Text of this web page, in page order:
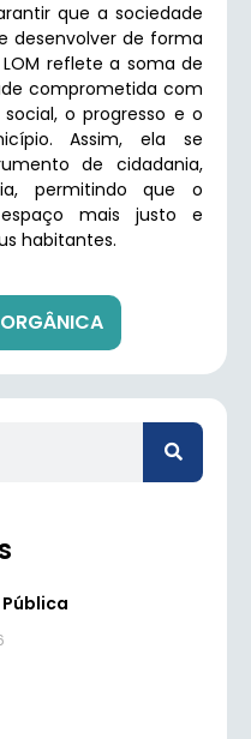
que a sociedade
desenvolver de forma
reflete a soma de
comprometida com
o progresso e o
Assim, ela se
de cidadania,
permitindo que o
mais justo e
habitantes.